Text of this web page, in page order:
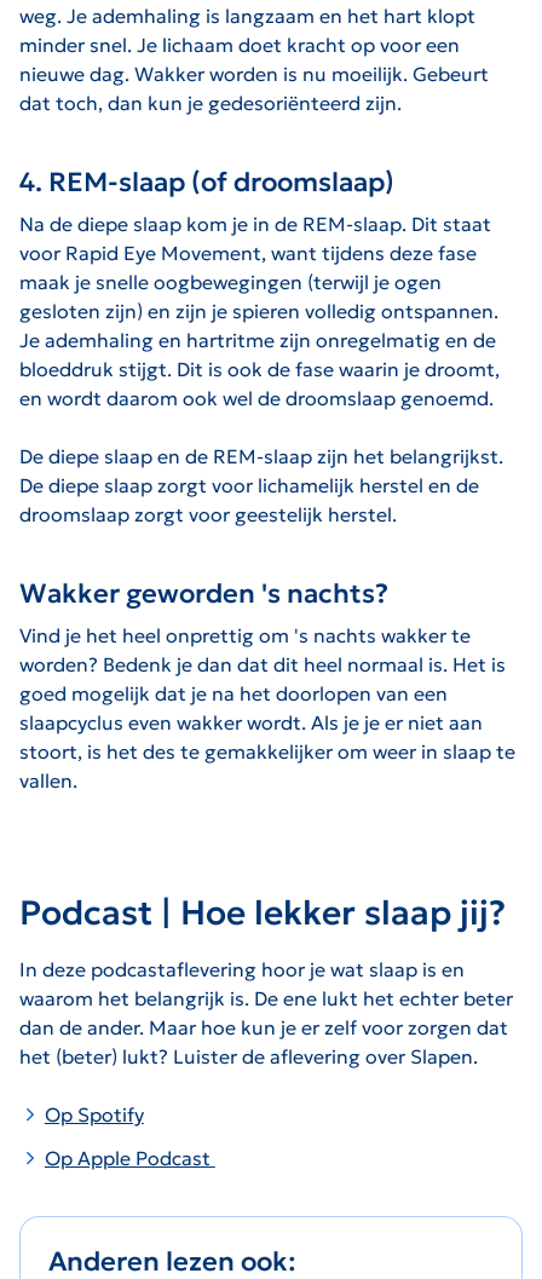
weg. Je ademhaling is langzaam en het hart klopt
minder snel. Je lichaam doet kracht op voor een
nieuwe dag. Wakker worden is nu moeilijk. Gebeurt
dat toch, dan kun je gedesoriënteerd zijn.
4. REM-slaap (of droomslaap)
Na de diepe slaap kom je in de REM-slaap. Dit staat
voor Rapid Eye Movement, want tijdens deze fase
maak je snelle oogbewegingen (terwijl je ogen
gesloten zijn) en zijn je spieren volledig ontspannen.
Je ademhaling en hartritme zijn onregelmatig en de
bloeddruk stijgt. Dit is ook de fase waarin je droomt,
en wordt daarom ook wel de droomslaap genoemd.
De diepe slaap en de REM-slaap zijn het belangrijkst.
De diepe slaap zorgt voor lichamelijk herstel en de
droomslaap zorgt voor geestelijk herstel.
Wakker geworden 's nachts?
Vind je het heel onprettig om 's nachts wakker te
worden? Bedenk je dan dat dit heel normaal is. Het is
goed mogelijk dat je na het doorlopen van een
slaapcyclus even wakker wordt. Als je je er niet aan
stoort, is het des te gemakkelijker om weer in slaap te
vallen.
Podcast | Hoe lekker slaap jij?
In deze podcastaflevering hoor je wat slaap is en
waarom het belangrijk is. De ene lukt het echter beter
dan de ander. Maar hoe kun je er zelf voor zorgen dat
het (beter) lukt? Luister de aflevering over Slapen.
Op Spotify
Op Apple Podcast
Anderen lezen ook: